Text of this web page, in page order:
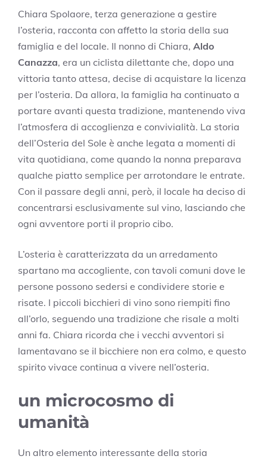
Chiara Spolaore, terza generazione a gestire
l’osteria, racconta con affetto la storia della sua
famiglia e del locale. Il nonno di Chiara, Aldo
Canazza, era un ciclista dilettante che, dopo una
vittoria tanto attesa, decise di acquistare la licenza
per l’osteria. Da allora, la famiglia ha continuato a
portare avanti questa tradizione, mantenendo viva
l’atmosfera di accoglienza e convivialità. La storia
dell’Osteria del Sole è anche legata a momenti di
vita quotidiana, come quando la nonna preparava
qualche piatto semplice per arrotondare le entrate.
Con il passare degli anni, però, il locale ha deciso di
concentrarsi esclusivamente sul vino, lasciando che
ogni avventore porti il proprio cibo.
L’osteria è caratterizzata da un arredamento
spartano ma accogliente, con tavoli comuni dove le
persone possono sedersi e condividere storie e
risate. I piccoli bicchieri di vino sono riempiti fino
all’orlo, seguendo una tradizione che risale a molti
anni fa. Chiara ricorda che i vecchi avventori si
lamentavano se il bicchiere non era colmo, e questo
spirito vivace continua a vivere nell’osteria.
un microcosmo di
umanità
Un altro elemento interessante della storia